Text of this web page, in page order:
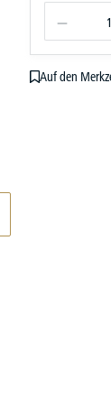
Auf den